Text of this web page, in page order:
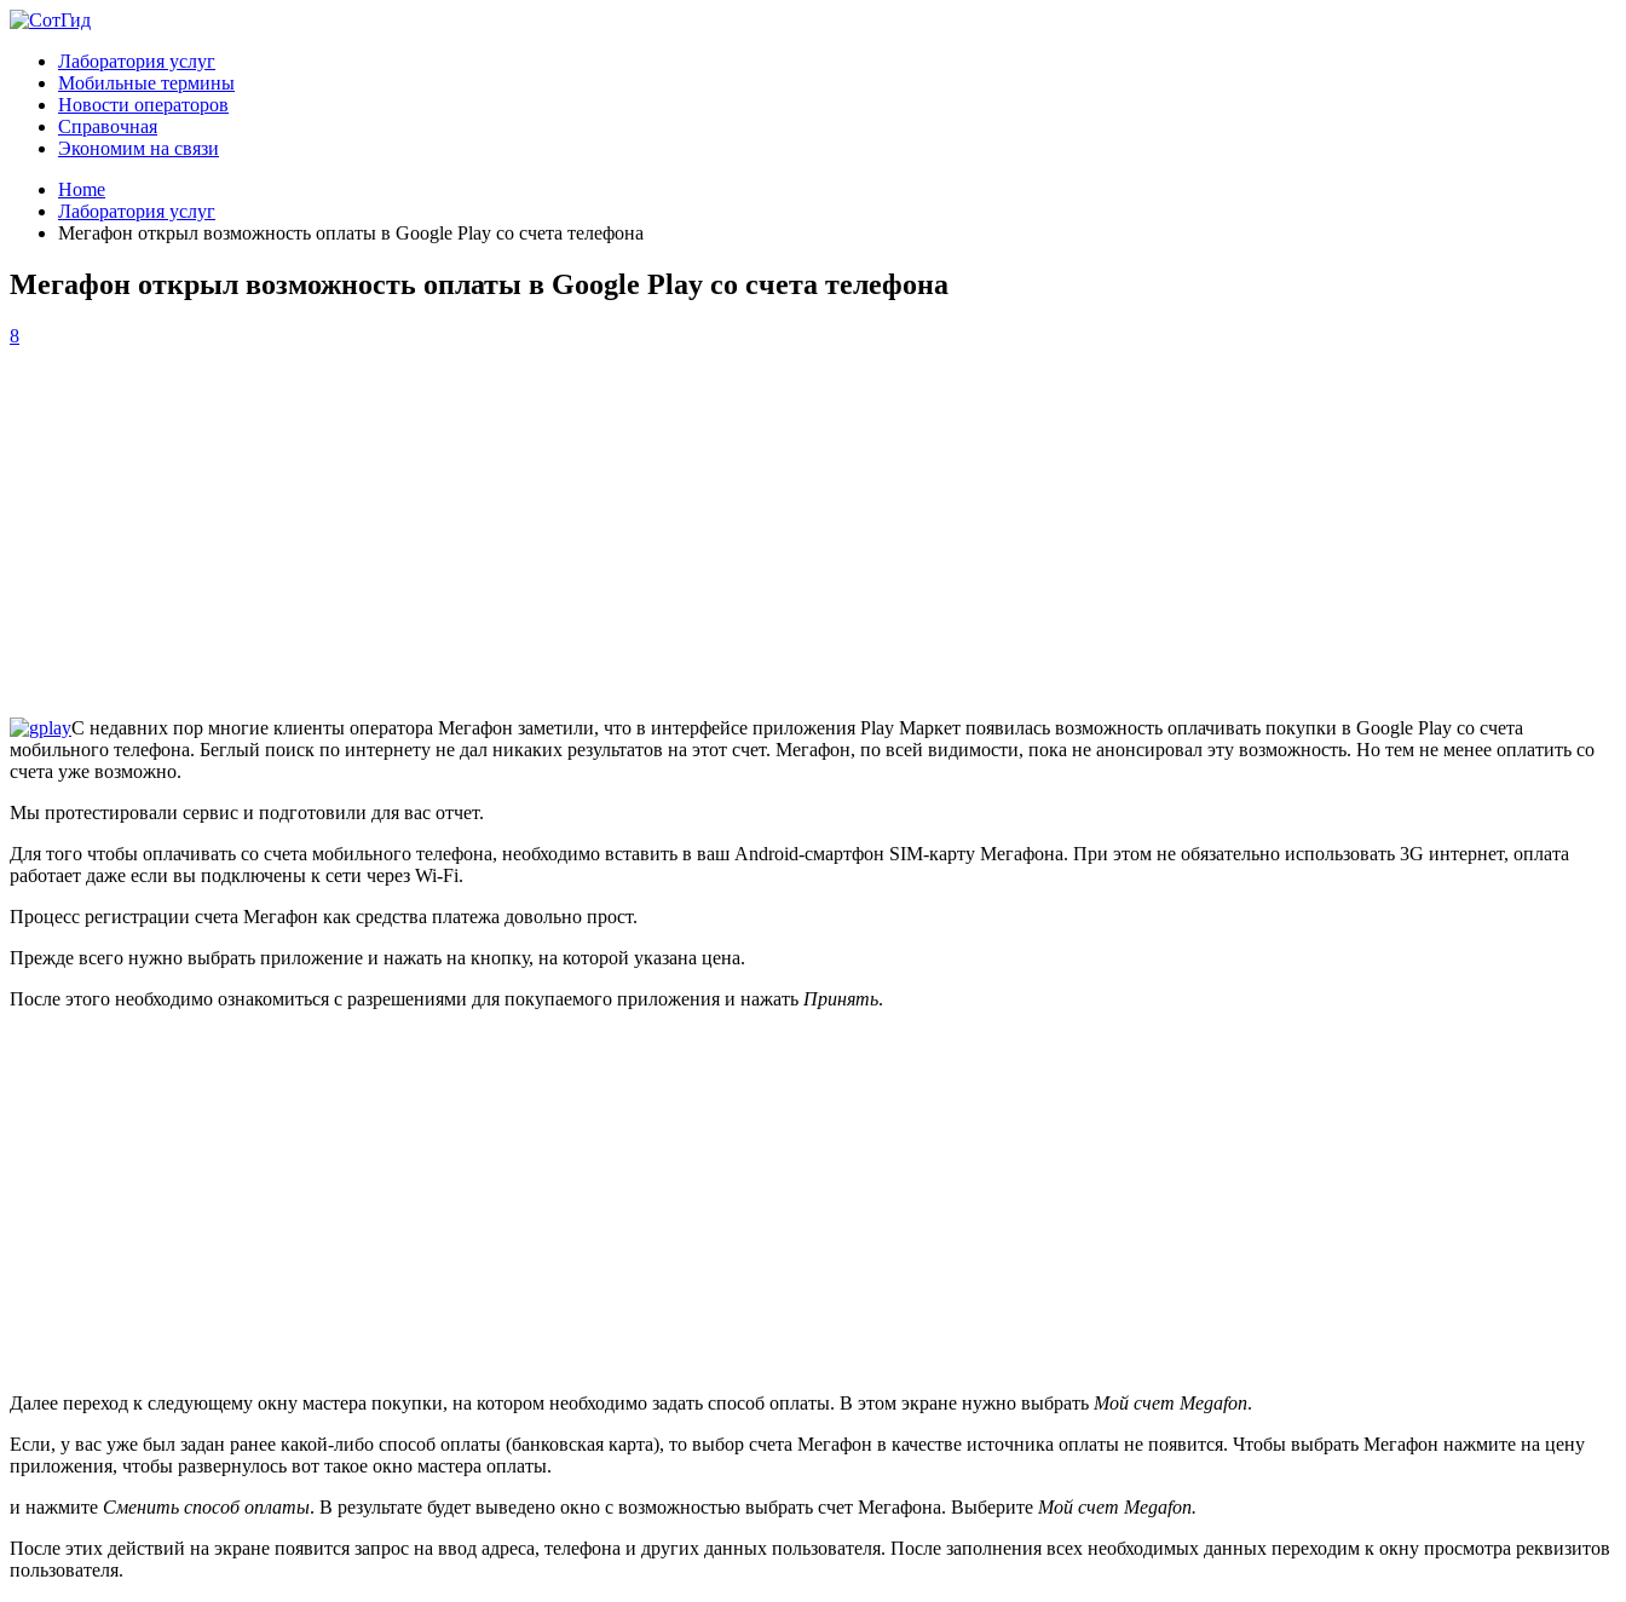
Лаборатория услуг
Мобильные термины
Новости операторов
Справочная
Экономим на связи
Home
Лаборатория услуг
Мегафон открыл возможность оплаты в Google Play со счета телефона
Мегафон открыл возможность оплаты в Google Play со счета телефона
8
C недавних пор многие клиенты оператора Мегафон заметили, что в интерфейсе приложения Play Маркет появилась возможность оплачивать покупки в Google Play со счета
мобильного телефона. Беглый поиск по интернету не дал никаких результатов на этот счет. Мегафон, по всей видимости, пока не анонсировал эту возможность. Но тем не менее оплатить со
счета уже возможно.
Мы протестировали сервис и подготовили для вас отчет.
Для того чтобы оплачивать со счета мобильного телефона, необходимо вставить в ваш Android-смартфон SIM-карту Мегафона. При этом не обязательно использовать 3G интернет, оплата
работает даже если вы подключены к сети через Wi-Fi.
Процесс регистрации счета Мегафон как средства платежа довольно прост.
Прежде всего нужно выбрать приложение и нажать на кнопку, на которой указана цена.
После этого необходимо ознакомиться с разрешениями для покупаемого приложения и нажать Принять.
Далее переход к следующему окну мастера покупки, на котором необходимо задать способ оплаты. В этом экране нужно выбрать Мой счет Megafon.
Если, у вас уже был задан ранее какой-либо способ оплаты (банковская карта), то выбор счета Мегафон в качестве источника оплаты не появится. Чтобы выбрать Мегафон нажмите на цену
приложения, чтобы развернулось вот такое окно мастера оплаты.
и нажмите Сменить способ оплаты. В результате будет выведено окно с возможностью выбрать счет Мегафона. Выберите Мой счет Megafon.
После этих действий на экране появится запрос на ввод адреса, телефона и других данных пользователя. После заполнения всех необходимых данных переходим к окну просмотра реквизитов
пользователя.